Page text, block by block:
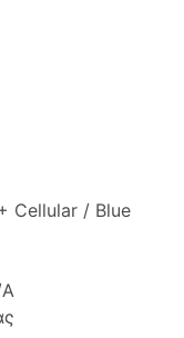
Cellular / Blue